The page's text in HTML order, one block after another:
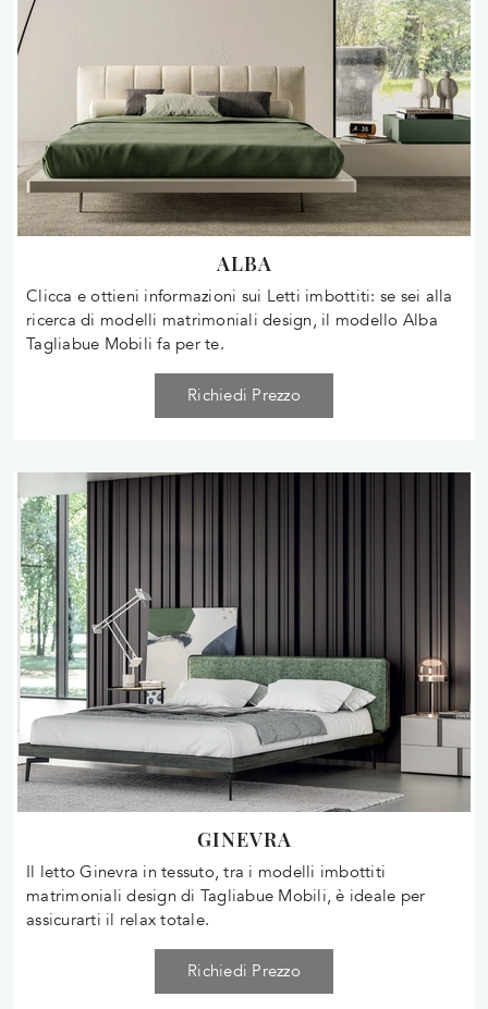
ALBA
Clicca e ottieni informazioni sui Letti imbottiti: se sei alla
ricerca di modelli matrimoniali design, il modello Alba
Tagliabue Mobili fa per te.
Richiedi Prezzo
GINEVRA
Il letto Ginevra in tessuto, tra i modelli imbottiti
matrimoniali design di Tagliabue Mobili, è ideale per
assicurarti il relax totale.
Richiedi Prezzo